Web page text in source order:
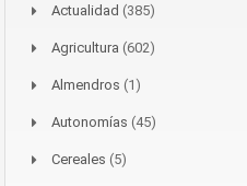
Actualidad (385)
Agricultura (602)
Almendros (1)
Autonomías (45)
Cereales (5)